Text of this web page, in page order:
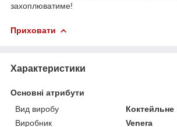
захоплюватиме!
Приховати
Характеристики
Основні атрибути
Вид виробу
Коктейльне
Виробник
Venera